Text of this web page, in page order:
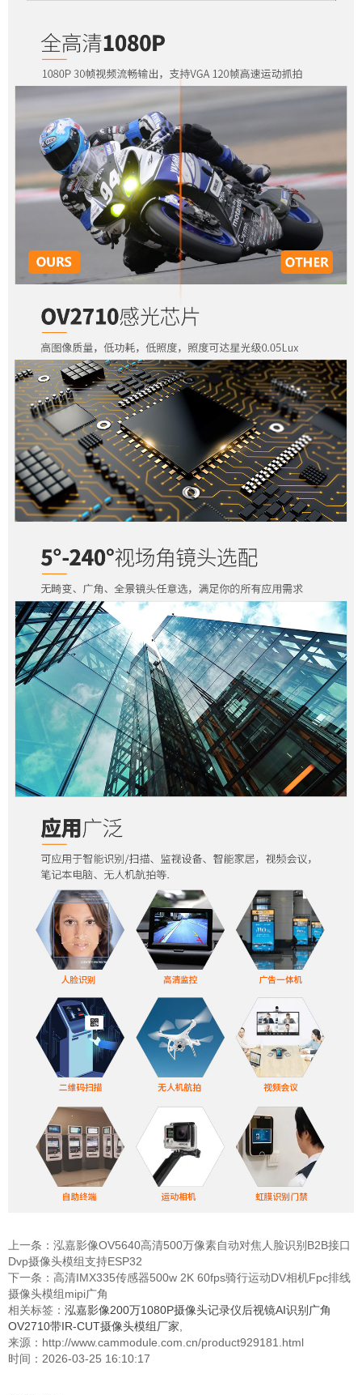
上一条： 泓嘉影像OV5640高清500万像素自动对焦人脸识别B2B接口
Dvp摄像头模组支持ESP32
下一条： 高清IMX335传感器500w 2K 60fps骑行运动DV相机Fpc排线
摄像头模组mipi广角
相关标签： 泓嘉影像200万1080P摄像头记录仪后视镜AI识别广角
OV2710带IR-CUT摄像头模组厂家
来源：http://www.cammodule.com.cn/product929181.html
时间：2026-03-25 16:10:17